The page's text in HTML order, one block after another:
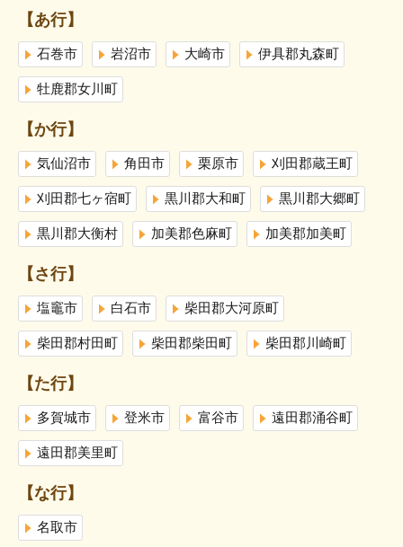
【あ行】
石巻市 岩沼市 大崎市 伊具郡丸森町
牡鹿郡女川町
【か行】
気仙沼市 角田市 栗原市 刈田郡蔵王町
刈田郡七ヶ宿町 黒川郡大和町 黒川郡大郷町
黒川郡大衡村 加美郡色麻町 加美郡加美町
【さ行】
塩竈市 白石市 柴田郡大河原町
柴田郡村田町 柴田郡柴田町 柴田郡川崎町
【た行】
多賀城市 登米市 富谷市 遠田郡涌谷町
遠田郡美里町
【な行】
名取市